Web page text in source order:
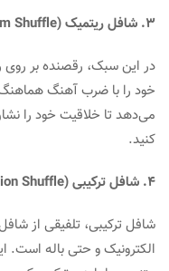
3. شافل ریتمیک (Rhythm Shuffle)
در این سبک، رقصنده بر روی
خود را با ضرب آهنگ
می‌دهد تا خلاقیت خود را
کنید.
4. شافل ترکیبی (Fusion Shuffle)
شافل ترکیبی، تلفیقی از
الکترونیک و حتی باله